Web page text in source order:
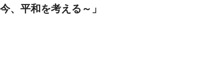
、平和を考える～」